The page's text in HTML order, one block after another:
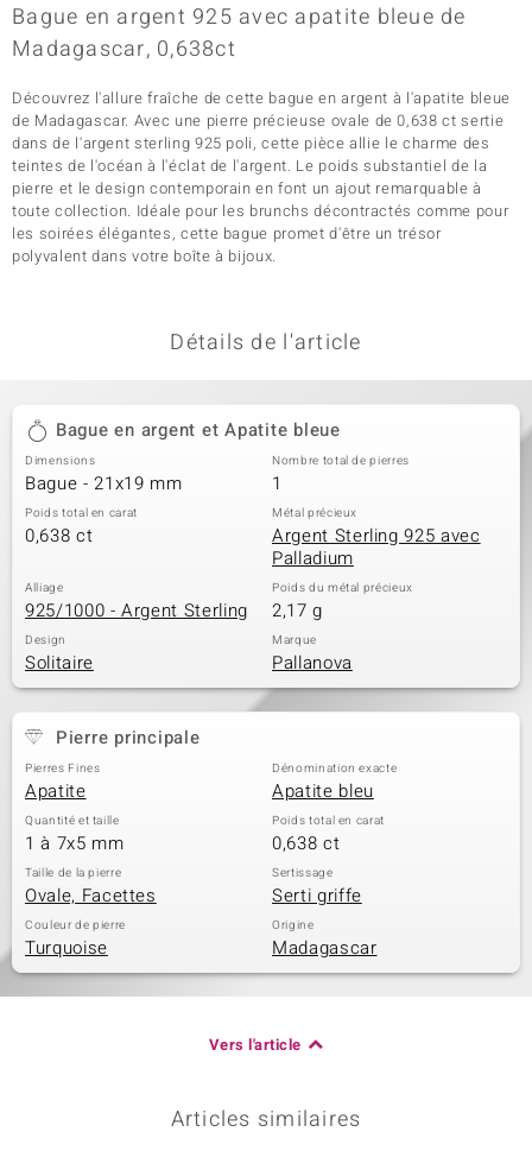
Bague en argent 925 avec apatite bleue de
Madagascar, 0,638ct
Découvrez l'allure fraîche de cette bague en argent à l'apatite bleue
de Madagascar. Avec une pierre précieuse ovale de 0,638 ct sertie
dans de l'argent sterling 925 poli, cette pièce allie le charme des
teintes de l'océan à l'éclat de l'argent. Le poids substantiel de la
pierre et le design contemporain en font un ajout remarquable à
toute collection. Idéale pour les brunchs décontractés comme pour
les soirées élégantes, cette bague promet d'être un trésor
polyvalent dans votre boîte à bijoux.
Détails de l'article
Bague en argent et Apatite bleue
Dimensions
Bague - 21x19 mm
Nombre total de pierres
1
Poids total en carat
0,638 ct
Métal précieux
Argent Sterling 925 avec
Palladium
Alliage
925/1000 - Argent Sterling
Poids du métal précieux
2,17 g
Design
Solitaire
Marque
Pallanova
Pierre principale
Pierres Fines
Apatite
Dénomination exacte
Apatite bleu
Quantité et taille
1 à 7x5 mm
Poids total en carat
0,638 ct
Taille de la pierre
Ovale, Facettes
Sertissage
Serti griffe
Couleur de pierre
Turquoise
Origine
Madagascar
Vers l'article
Articles similaires